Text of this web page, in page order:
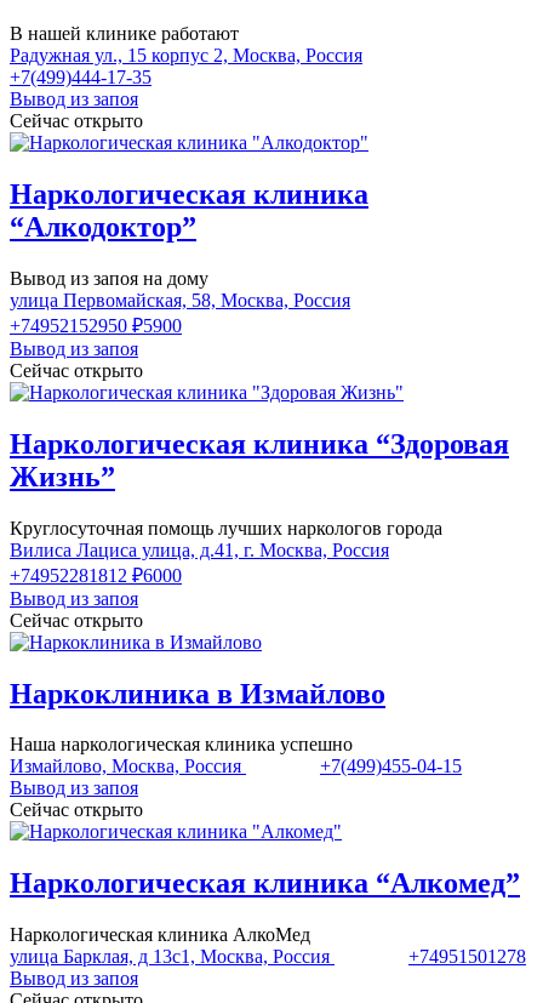
В нашей клинике работают
Радужная ул., 15 корпус 2, Москва, Россия
+7(499)444-17-35
Вывод из запоя
Сейчас открыто
Наркологическая клиника
“Алкодоктор”
Вывод из запоя на дому
улица Первомайская, 58, Москва, Россия
+74952152950 ₽5900
Вывод из запоя
Сейчас открыто
Наркологическая клиника “Здоровая
Жизнь”
Круглосуточная помощь лучших наркологов города
Вилиса Лациса улица, д.41, г. Москва, Россия
+74952281812 ₽6000
Вывод из запоя
Сейчас открыто
Наркоклиника в Измайлово
Наша наркологическая клиника успешно
Измайлово, Москва, Россия
+7(499)455-04-15
Вывод из запоя
Сейчас открыто
Наркологическая клиника “Алкомед”
Наркологическая клиника АлкоМед
улица Барклая, д 13с1, Москва, Россия
+74951501278
Вывод из запоя